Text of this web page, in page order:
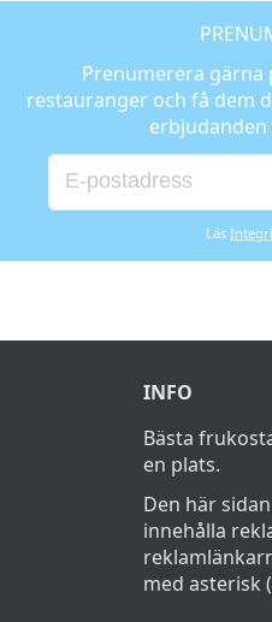
Prenumerera
restauranger och få dem
erbjudanden
Läs
INFO
Bästa
en plats.
Den här
innehålla
med asterisk